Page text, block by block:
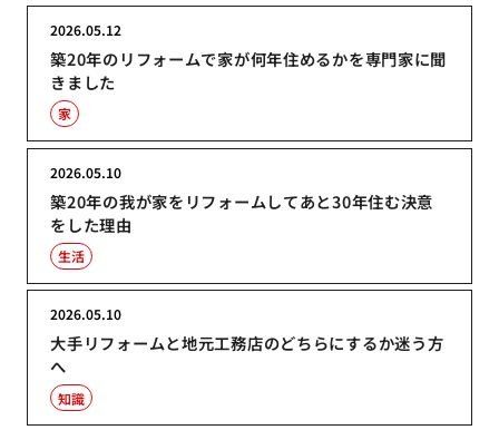
築20年のリフォームで家が何年住めるかを専門家に聞
きました
2026.05.12
家
築20年の我が家をリフォームしてあと30年住む決意
をした理由
2026.05.10
生活
大手リフォームと地元工務店のどちらにするか迷う方
へ
2026.05.10
知識